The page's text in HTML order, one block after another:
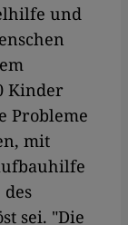
und
Kinder
Probleme
mit
sei. "Die